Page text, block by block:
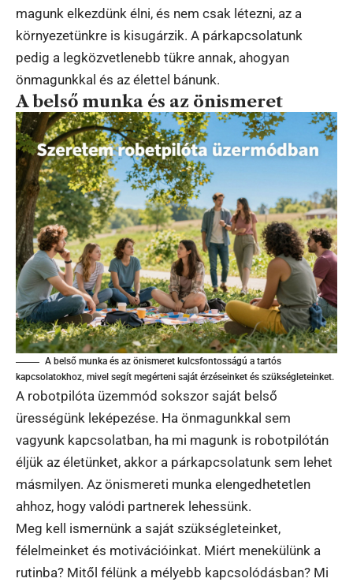
magunk elkezdünk élni, és nem csak létezni, az a
környezetünkre is kisugárzik. A párkapcsolatunk
pedig a legközvetlenebb tükre annak, ahogyan
önmagunkkal és az élettel bánunk.
A belső munka és az önismeret
A belső munka és az önismeret kulcsfontosságú a tartós
kapcsolatokhoz, mivel segít megérteni saját érzéseinket és szükségleteinket.
A robotpilóta üzemmód sokszor saját belső
ürességünk leképezése. Ha önmagunkkal sem
vagyunk kapcsolatban, ha mi magunk is robotpilótán
éljük az életünket, akkor a párkapcsolatunk sem lehet
másmilyen. Az önismereti munka elengedhetetlen
ahhoz, hogy valódi partnerek lehessünk.
Meg kell ismernünk a saját szükségleteinket,
félelmeinket és motivációinkat. Miért menekülünk a
rutinba? Mitől félünk a mélyebb kapcsolódásban? Mi